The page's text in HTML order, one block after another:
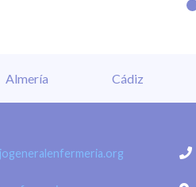
Almería Cádiz